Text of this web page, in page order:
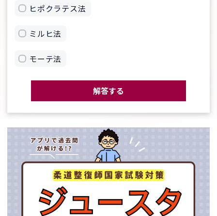
ヒポクラテス法
ミルヒ法
モーテ法
解答する